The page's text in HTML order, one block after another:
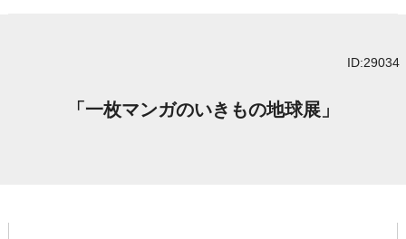
ID:29034
「一枚マンガのいきもの地球展」